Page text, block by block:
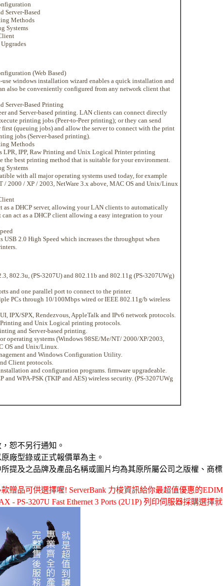
Server-Based
Methods
Systems
(Web Based)
use windows installation wizard enables a quick installation and
also be conveniently configured from any network client that
Server-Based Printing
and Server-based printing. LAN clients can connect directly
printing jobs (Peer-to-Peer printing); or they can send
first (queuing jobs) and allow the server to connect with the print
jobs (Server-based printing).
Methods
LPR, IPP, Raw Printing and Unix Logical Printer printing
the best printing method that is suitable for your environment.
Systems
with all major operating systems used today, for example
/ 2000 / XP / 2003, NetWare 3.x above, MAC OS and Unix/Linux
as a DHCP server, allowing your LAN clients to automatically
can act as a DHCP client allowing a easy integration to your
USB 2.0 High Speed which increases the throughput when
802.3u, (PS-3207U) and 802.11b and 802.11g (PS-3207UWg)
and one parallel port to connect to the printer.
PCs through 10/100Mbps wired or IEEE 802.11g/b wireless
IPX/SPX, Rendezvous, AppleTalk and IPv6 network protocols.
Printing and Unix Logical printing protocols.
and Server-based printing.
operating systems (Windows 98SE/Me/NT/ 2000/XP/2003,
OS and Unix/Linux.
and Windows Configuration Utility.
Client protocols.
and configuration programs. firmware upgradeable.
and WPA-PSK (TKIP and AES) wireless security. (PS-3207UWg
恕不另行通知。
廠型錄或正式報價單為主。
提及之品牌及產品名稱或圖片均為其原所屬公司之版權、商
贈品可供選擇喔! ServerBank 力梭資訊給你最超值優惠的
- PS-3207U Fast Ethernet 3 Ports (2U1P) 列印伺服器採購選擇